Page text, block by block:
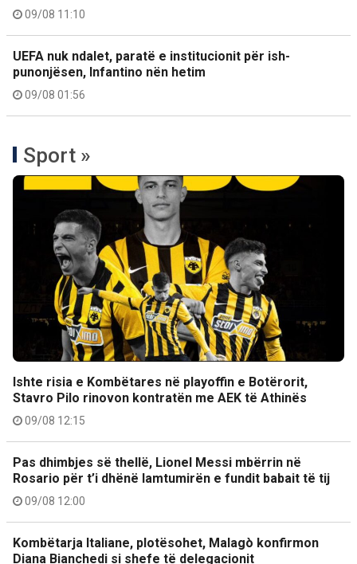
09/08 11:10
UEFA nuk ndalet, paratë e institucionit për ish-
punonjësen, Infantino nën hetim
09/08 01:56
Sport »
Ishte risia e Kombëtares në playoffin e Botërorit,
Stavro Pilo rinovon kontratën me AEK të Athinës
09/08 12:15
Pas dhimbjes së thellë, Lionel Messi mbërrin në
Rosario për t’i dhënë lamtumirën e fundit babait të tij
09/08 12:00
Kombëtarja Italiane, plotësohet, Malagò konfirmon
Diana Bianchedi si shefe të delegacionit